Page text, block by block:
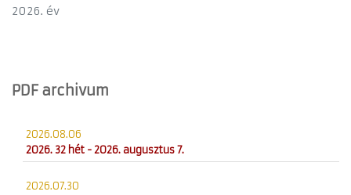
2026. év
PDF archivum
2026.08.06
2026. 32 hét - 2026. augusztus 7.
2026.07.30